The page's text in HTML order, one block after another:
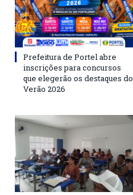
Prefeitura de Portel abre
inscrições para concursos
que elegerão os destaques do
Verão 2026